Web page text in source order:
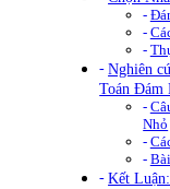
Nghiên
Toán Đám
Nhỏ
Kết